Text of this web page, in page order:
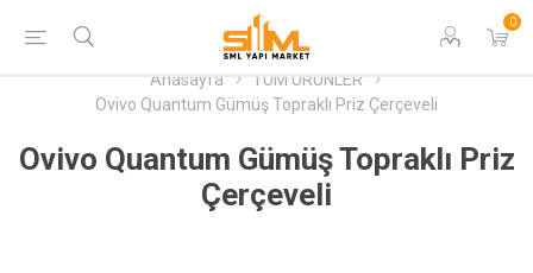
0
Anasayfa
TÜM ÜRÜNLER
Ovivo Quantum Gümüş Topraklı Priz Çerçeveli
Ovivo Quantum Gümüş Topraklı Priz
Çerçeveli